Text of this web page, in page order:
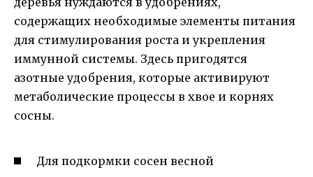
содержащих необходимые элементы питания
для стимулирования роста и укрепления
иммунной системы. Здесь пригодятся
азотные удобрения, которые активируют
метаболические процессы в хвое и корнях
сосны.
Для подкормки сосен весной